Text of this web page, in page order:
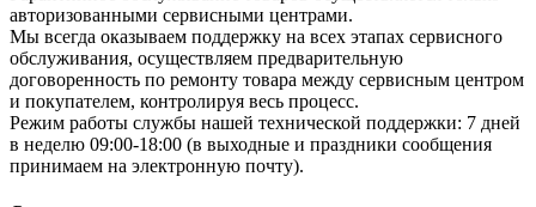
авторизованными сервисными центрами.
Мы всегда оказываем поддержку на всех этапах сервисного
обслуживания, осуществляем предварительную
договоренность по ремонту товара между сервисным центром
и покупателем, контролируя весь процесс.
Режим работы службы нашей технической поддержки: 7 дней
в неделю 09:00-18:00 (в выходные и праздники сообщения
принимаем на электронную почту).